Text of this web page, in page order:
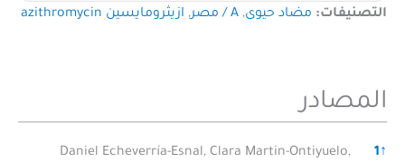
التصنيفات: مضاد حيوى, A / مصر , ازيثرومايسين azithromycin
المصادر
↑
1
Daniel Echeverría-Esnal, Clara Martin-Ontiyuelo,